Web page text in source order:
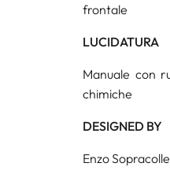
frontale
LUCIDATURA
Manuale con
chimiche
DESIGNED BY
Enzo Sopracolle